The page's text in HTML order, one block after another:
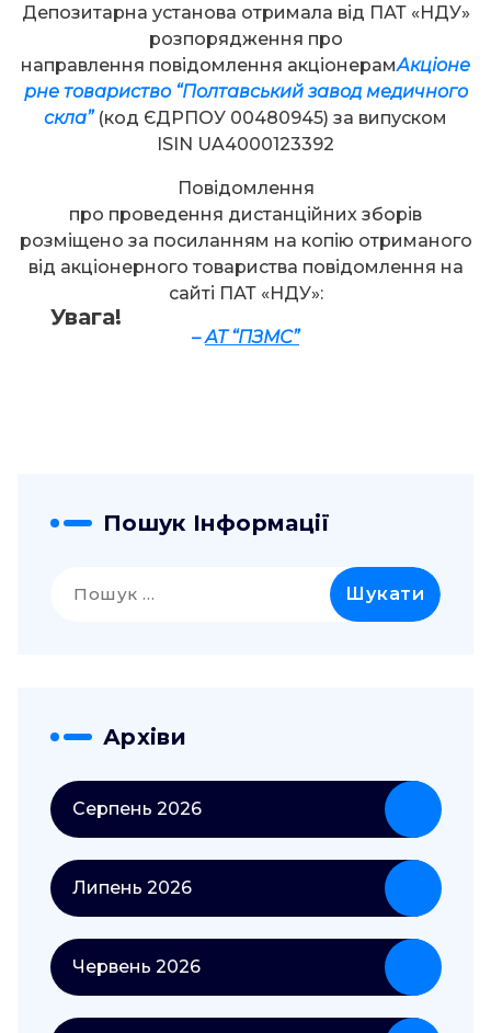
Увага!
Депозитарна установа отримала від ПАТ «НДУ»
розпорядження про
направлення повідомлення акціонерамАкціоне
рне товариство “Полтавський завод медичного
скла” (код ЄДРПОУ 00480945) за випуском
ISIN UA4000123392
Повідомлення
про проведення дистанційних зборів
розміщено за посиланням на копію отриманого
від акціонерного товариства повідомлення на
сайті ПАТ «НДУ»:
–АТ “ПЗМС”
Пошук Інформації
Архіви
Серпень 2026
Липень 2026
Червень 2026